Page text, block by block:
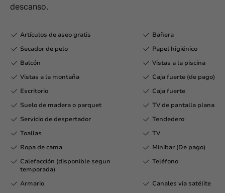
descanso.
Artículos de aseo gratis
Bañera
Secador de pelo
Papel higiénico
Balcón
Vistas a la piscina
Vistas a la montaña
Caja fuerte (de pago)
Escritorio
Caja fuerte
Suelo de madera o parquet
TV de pantalla plana
Servicio de despertador
Tendedero
Toallas
TV
Ropa de cama
Minibar (De pago)
Calefacción (disponible segun
temporada)
Teléfono
Armario
Canales via satélite